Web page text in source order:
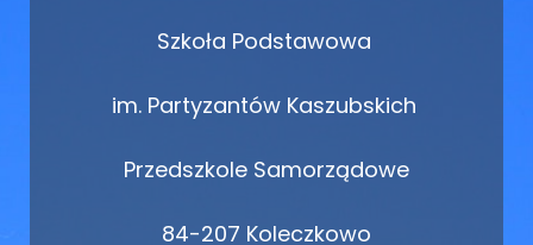
Szkoła Podstawowa
im. Partyzantów Kaszubskich
Przedszkole Samorządowe
84-207 Koleczkowo